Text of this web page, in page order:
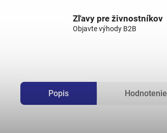
Zľavy pre živnostníkov
Objavte výhody B2B
Popis Hodnotenie